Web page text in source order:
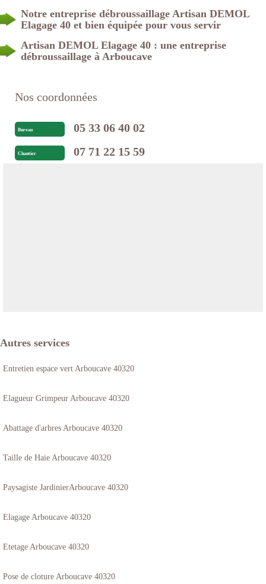
Notre entreprise débroussaillage Artisan DEMOL
Elagage 40 et bien équipée pour vous servir
Artisan DEMOL Elagage 40 : une entreprise
débroussaillage à Arboucave
Nos coordonnées
Bureau 05 33 06 40 02
Chantier 07 71 22 15 59
Autres services
Entretien espace vert Arboucave 40320
Elagueur Grimpeur Arboucave 40320
Abattage d'arbres Arboucave 40320
Taille de Haie Arboucave 40320
Paysagiste JardinierArboucave 40320
Elagage Arboucave 40320
Etetage Arboucave 40320
Pose de cloture Arboucave 40320